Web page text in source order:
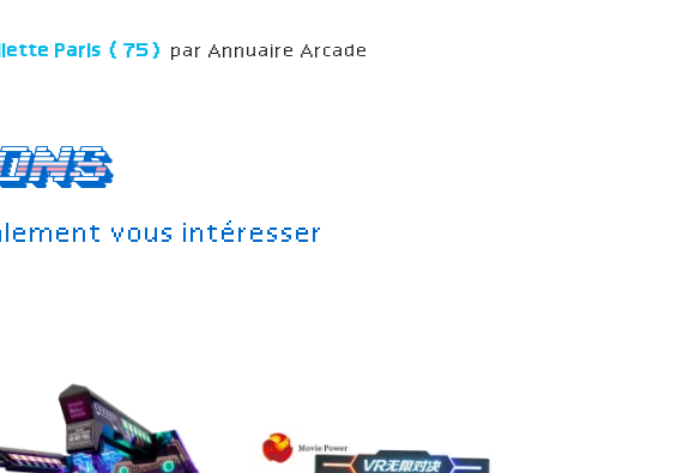
vous intéresser
Paris (75) par Annuaire Arcade